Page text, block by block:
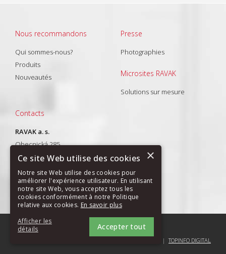
Nous recommandons
Qui sommes-nous?
Produits
Nouveautés
Presse
Photographies
Microsites RAVAK
Solutions sur mesure
Contacts
RAVAK a. s.
Obecnická 285
261 01 Příbram I
T: +420 318 427 288
E-mail:export@ravak.com
PLAN DU SITE
COPYRIGHT (C) 2004-2026 RAVAK A.S. |TOPINFO DIGITAL
×
Ce site Web utilise des cookies
Notre site Web utilise des cookies pour
améliorer l'expérience utilisateur. En utilisant
notre site Web, vous acceptez tous les
cookies conformément à notre Politique
relative aux cookies. En savoir plus
Accepter tout
Afficher les
détails